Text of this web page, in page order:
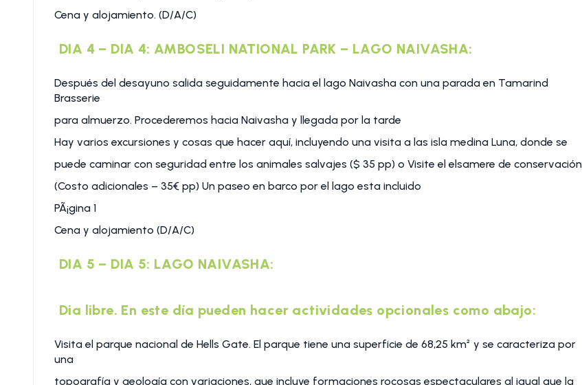
Cena y alojamiento. (D/A/C)
DIA 4 – DIA 4: AMBOSELI NATIONAL PARK – LAGO NAIVASHA:
Después del desayuno salida seguidamente hacia el lago Naivasha con una parada en Tamarind
Brasserie
para almuerzo. Procederemos hacia Naivasha y llegada por la tarde
Hay varios excursiones y cosas que hacer aquí, incluyendo una visita a las isla medina Luna, donde se
puede caminar con seguridad entre los animales salvajes ($ 35 pp) o Visite el elsamere de conservación
(Costo adicionales – 35€ pp) Un paseo en barco por el lago esta incluido
PÃ¡gina 1
Cena y alojamiento (D/A/C)
DIA 5 – DIA 5: LAGO NAIVASHA:
Dia libre. En este día pueden hacer actividades opcionales como abajo:
Visita el parque nacional de Hells Gate. El parque tiene una superficie de 68,25 km² y se caracteriza por
una
topografía y geología con variaciones, que incluye formaciones rocosas espectaculares al igual que la